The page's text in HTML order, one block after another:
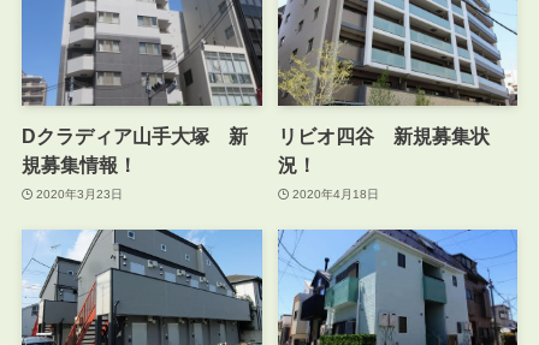
Dクラディア山手大塚 新
規募集情報！
2020年3月23日
リビオ四谷 新規募集状
況！
2020年4月18日